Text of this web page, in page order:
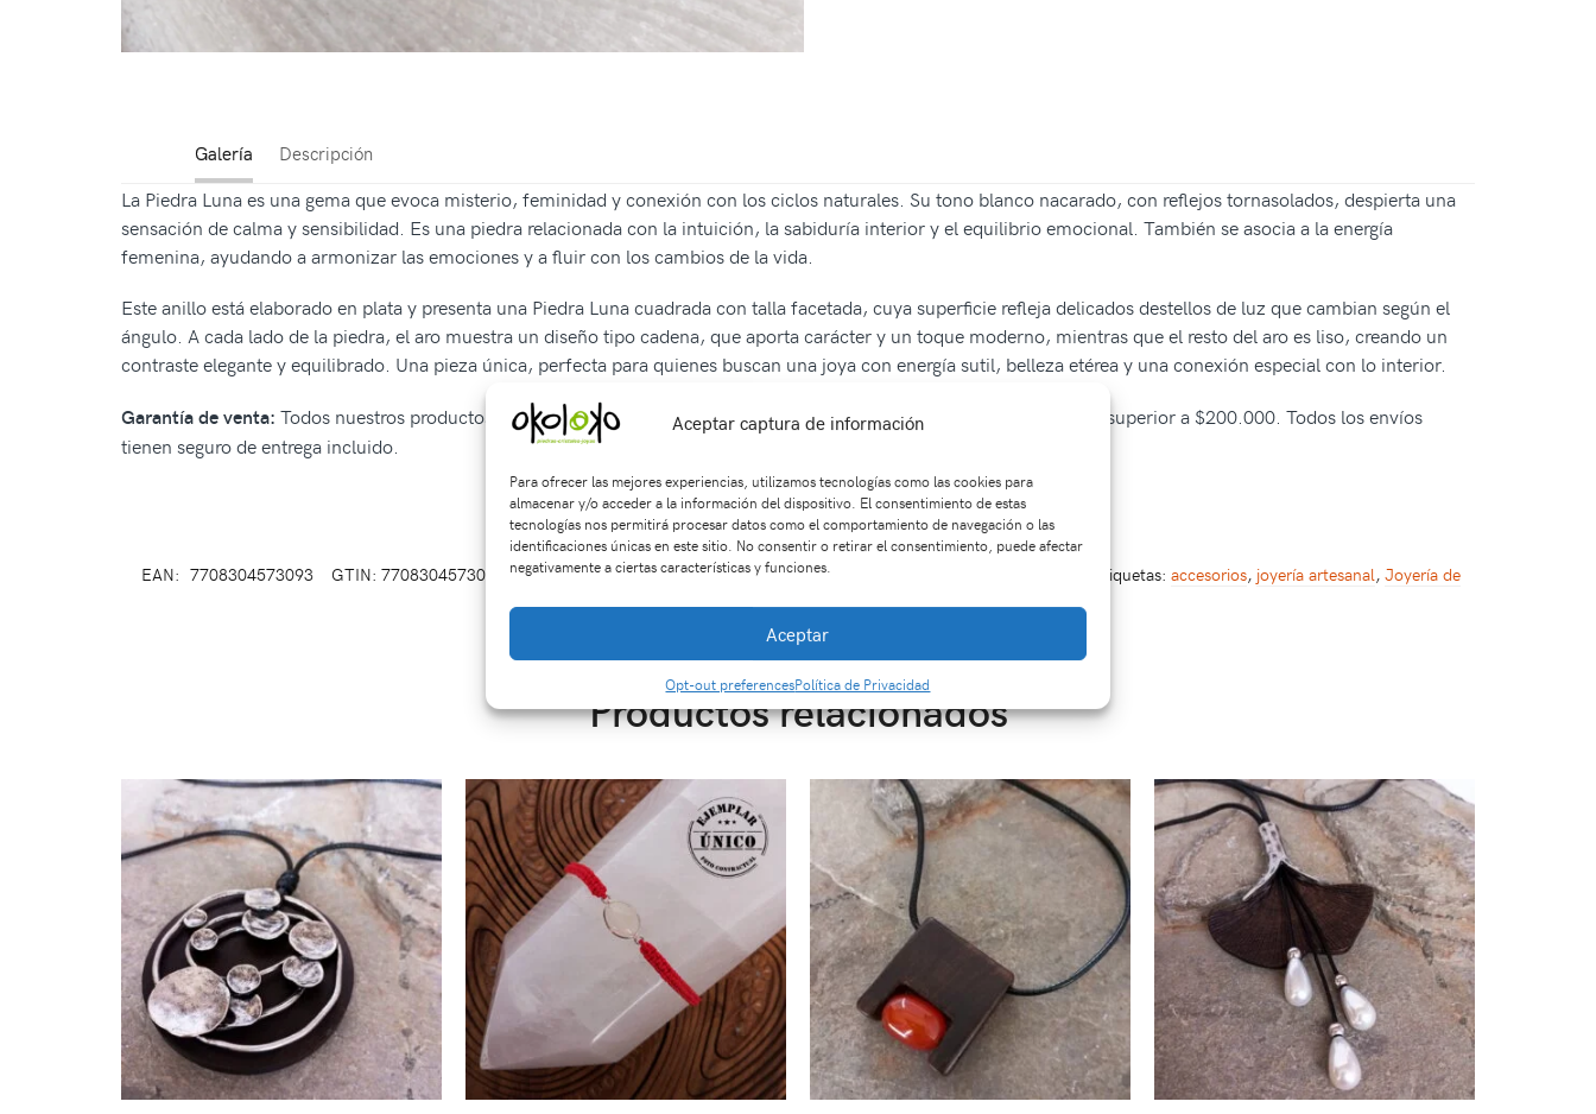
Aceptar captura de información
Para ofrecer las mejores experiencias, utilizamos tecnologías como las cookies para
almacenar y/o acceder a la información del dispositivo. El consentimiento de estas
tecnologías nos permitirá procesar datos como el comportamiento de navegación o las
identificaciones únicas en este sitio. No consentir o retirar el consentimiento, puede afectar
negativamente a ciertas características y funciones.
Aceptar
Opt-out preferencesPolítica de Privacidad
Galería Descripción
La Piedra Luna es una gema que evoca misterio, feminidad y conexión con los ciclos naturales. Su tono blanco nacarado, con reflejos tornasolados, despierta una
sensación de calma y sensibilidad. Es una piedra relacionada con la intuición, la sabiduría interior y el equilibrio emocional. También se asocia a la energía
femenina, ayudando a armonizar las emociones y a fluir con los cambios de la vida.
Este anillo está elaborado en plata y presenta una Piedra Luna cuadrada con talla facetada, cuya superficie refleja delicados destellos de luz que cambian según el
ángulo. A cada lado de la piedra, el aro muestra un diseño tipo cadena, que aporta carácter y un toque moderno, mientras que el resto del aro es liso, creando un
contraste elegante y equilibrado. Una pieza única, perfecta para quienes buscan una joya con energía sutil, belleza etérea y una conexión especial con lo interior.
Garantía de venta: Todos nuestros productos tienen tres días de retracto. El envío del producto es gratis si la compra es superior a $200.000. Todos los envíos
tienen seguro de entrega incluido.
EAN: 7708304573093 GTIN: 7708304573093 SKU: An2473 Categorías:ACCESORIOS Etiquetas: accesorios, joyería artesanal, Joyería de
Productos relacionados